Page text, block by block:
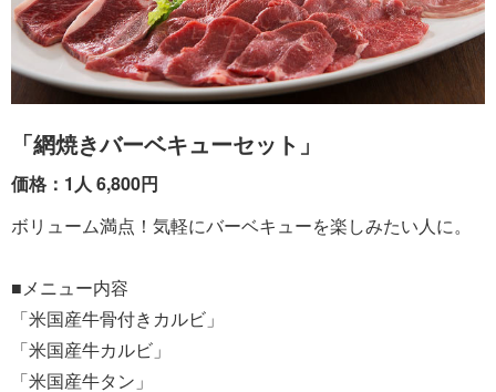
「網焼きバーベキューセット」
価格：1人 6,800円
ボリューム満点！気軽にバーベキューを楽しみたい人に。
■メニュー内容
「米国産牛骨付きカルビ」
「米国産牛カルビ」
「米国産牛タン」